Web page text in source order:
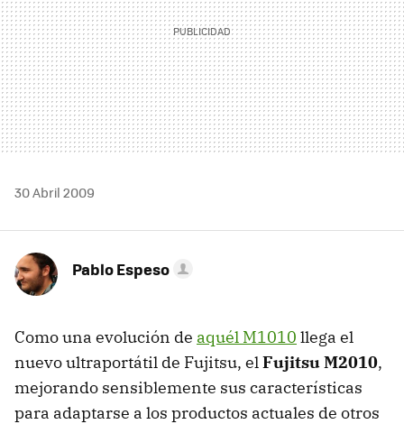
30 Abril 2009
Pablo Espeso
Como una evolución de aquél M1010 llega el
nuevo ultraportátil de Fujitsu, elFujitsu M2010,
mejorando sensiblemente sus características
para adaptarse a los productos actuales de otros